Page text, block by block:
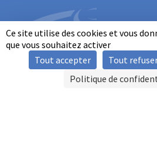
Ce site utilise des cookies et vous
que vous souhaitez activer
Tout accepter
Tout
Politique de
INFORMATIONS